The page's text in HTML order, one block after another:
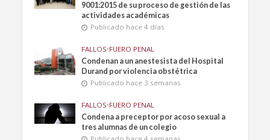
9001:2015 de su proceso de gestión de las
actividades académicas
Publicado hace 4 días
FALLOS•FUERO PENAL
Condenan a un anestesista del Hospital
Durand por violencia obstétrica
Publicado hace 3 semanas
FALLOS•FUERO PENAL
Condena a preceptor por acoso sexual a
tres alumnas de un colegio